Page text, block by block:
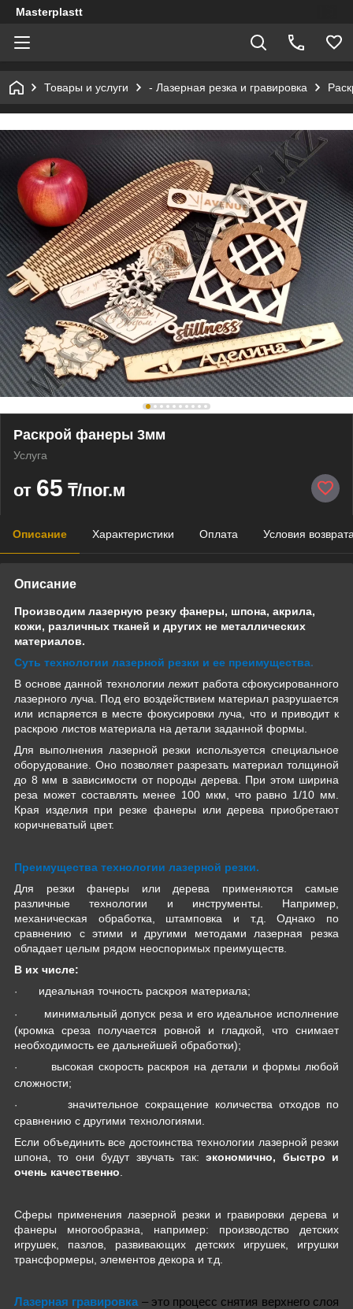
Masterplastt
Товары и услуги - Лазерная резка и гравировка
Раскрой фанеры 3мм
Услуга
от 65 ₸/пог.м
Описание Характеристики Оплата Условия
Описание
Производим лазерную резку фанеры, шпона, акрила,
кожи, различных тканей и других не металлических
материалов.
Суть технологии лазерной резки и ее преимущества.
В основе данной технологии лежит работа сфокусированного
лазерного луча. Под его воздействием материал разрушается
или испаряется в месте фокусировки луча, что и приводит к
раскрою листов материала на детали заданной формы.
Для выполнения лазерной резки используется специальное
оборудование. Оно позволяет разрезать материал толщиной
до 8 мм в зависимости от породы дерева. При этом ширина
реза может составлять менее 100 мкм, что равно 1/10 мм.
Края изделия при резке фанеры или дерева приобретают
коричневатый цвет.
Преимущества технологии лазерной резки.
Для резки фанеры или дерева применяются самые
различные технологии и инструменты. Например,
механическая обработка, штамповка и т.д. Однако по
сравнению с этими и другими методами лазерная резка
обладает целым рядом неоспоримых преимуществ.
В их числе:
· идеальная точность раскроя материала;
·
минимальный допуск реза и его идеальное исполнение
(кромка среза получается ровной и гладкой, что снимает
необходимость ее дальнейшей обработки);
·
высокая скорость раскроя на детали и формы любой
сложности;
·
значительное сокращение количества отходов по
сравнению с другими технологиями.
Если объединить все достоинства технологии лазерной резки
шпона, то они будут звучать так:экономично, быстро и
очень качественно
Cферы применения лазерной резки и гравировки дерева и
фанеры многообразна, например: производство детских
игрушек, пазлов, развивающих детских игрушек, игрушки
трансформеры, элементов декора и т.д.
Лазерная гравировка – это процесс снятия верхнего слоя